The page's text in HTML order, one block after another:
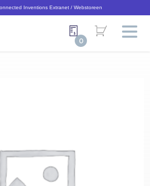
Inventions Extranet / Webstoreen
0